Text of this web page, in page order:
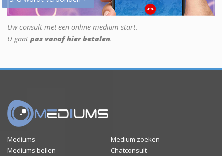
Uw consult met een online medium start.
U gaat pas vanaf hier betalen.
Mediums
Medium zoeken
Mediums bellen
Chatconsult